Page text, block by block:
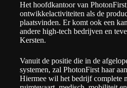
Het hoofdkantoor van
ontwikkelactiviteiten als de
plaatsvinden. Er komt ook een
andere high-tech bedrijven en
Kersten.
Vanuit de positie die in de
systemen, zal PhotonFirst haar
Hiermee wil het bedrijf complete